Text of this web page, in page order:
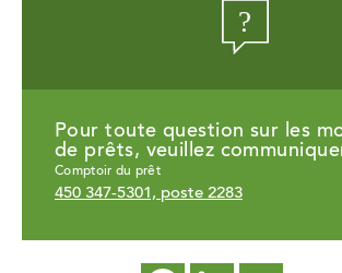
Pour toute question sur les
de prêts, veuillez
Comptoir du prêt
450 347-5301, poste 2283